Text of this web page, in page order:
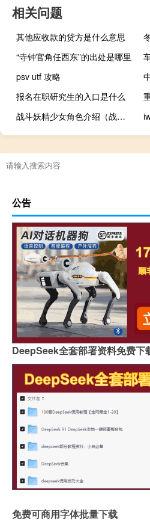
相关问题
其他应收款的贷方是什么意思
“寺钟官角任西东”的出处是哪里
psv utf 攻略
报名在职研究生的入口是什么
战斗妖精少女角色介绍（战斗妖精少女）
公告
DeepSeek全套部署资料免费下
免费可商用字体批量下载